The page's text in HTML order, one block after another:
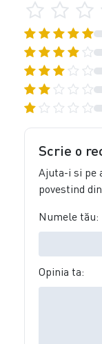
Scrie o
Ajuta-i si pe
povestind
Numele tău:
Opinia ta: